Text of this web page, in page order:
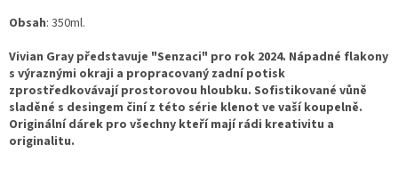
Obsah: 350ml.
Vivian Gray představuje "Senzaci" pro rok 2024. Nápadné flakony
s výraznými okraji a propracovaný zadní potisk
zprostředkovávají prostorovou hloubku. Sofistikované vůně
sladěné s desingem činí z této série klenot ve vaší koupelně.
Originální dárek pro všechny kteří mají rádi kreativitu a
originalitu.